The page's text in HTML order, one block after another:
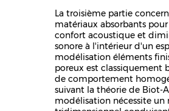
La troisième partie
matériaux absorbants
confort acoustique et
sonore à l'intérieur d'un
modélisation éléments
poreux est classiquement
de comportement
suivant la théorie de Biot-
modélisation nécessite un